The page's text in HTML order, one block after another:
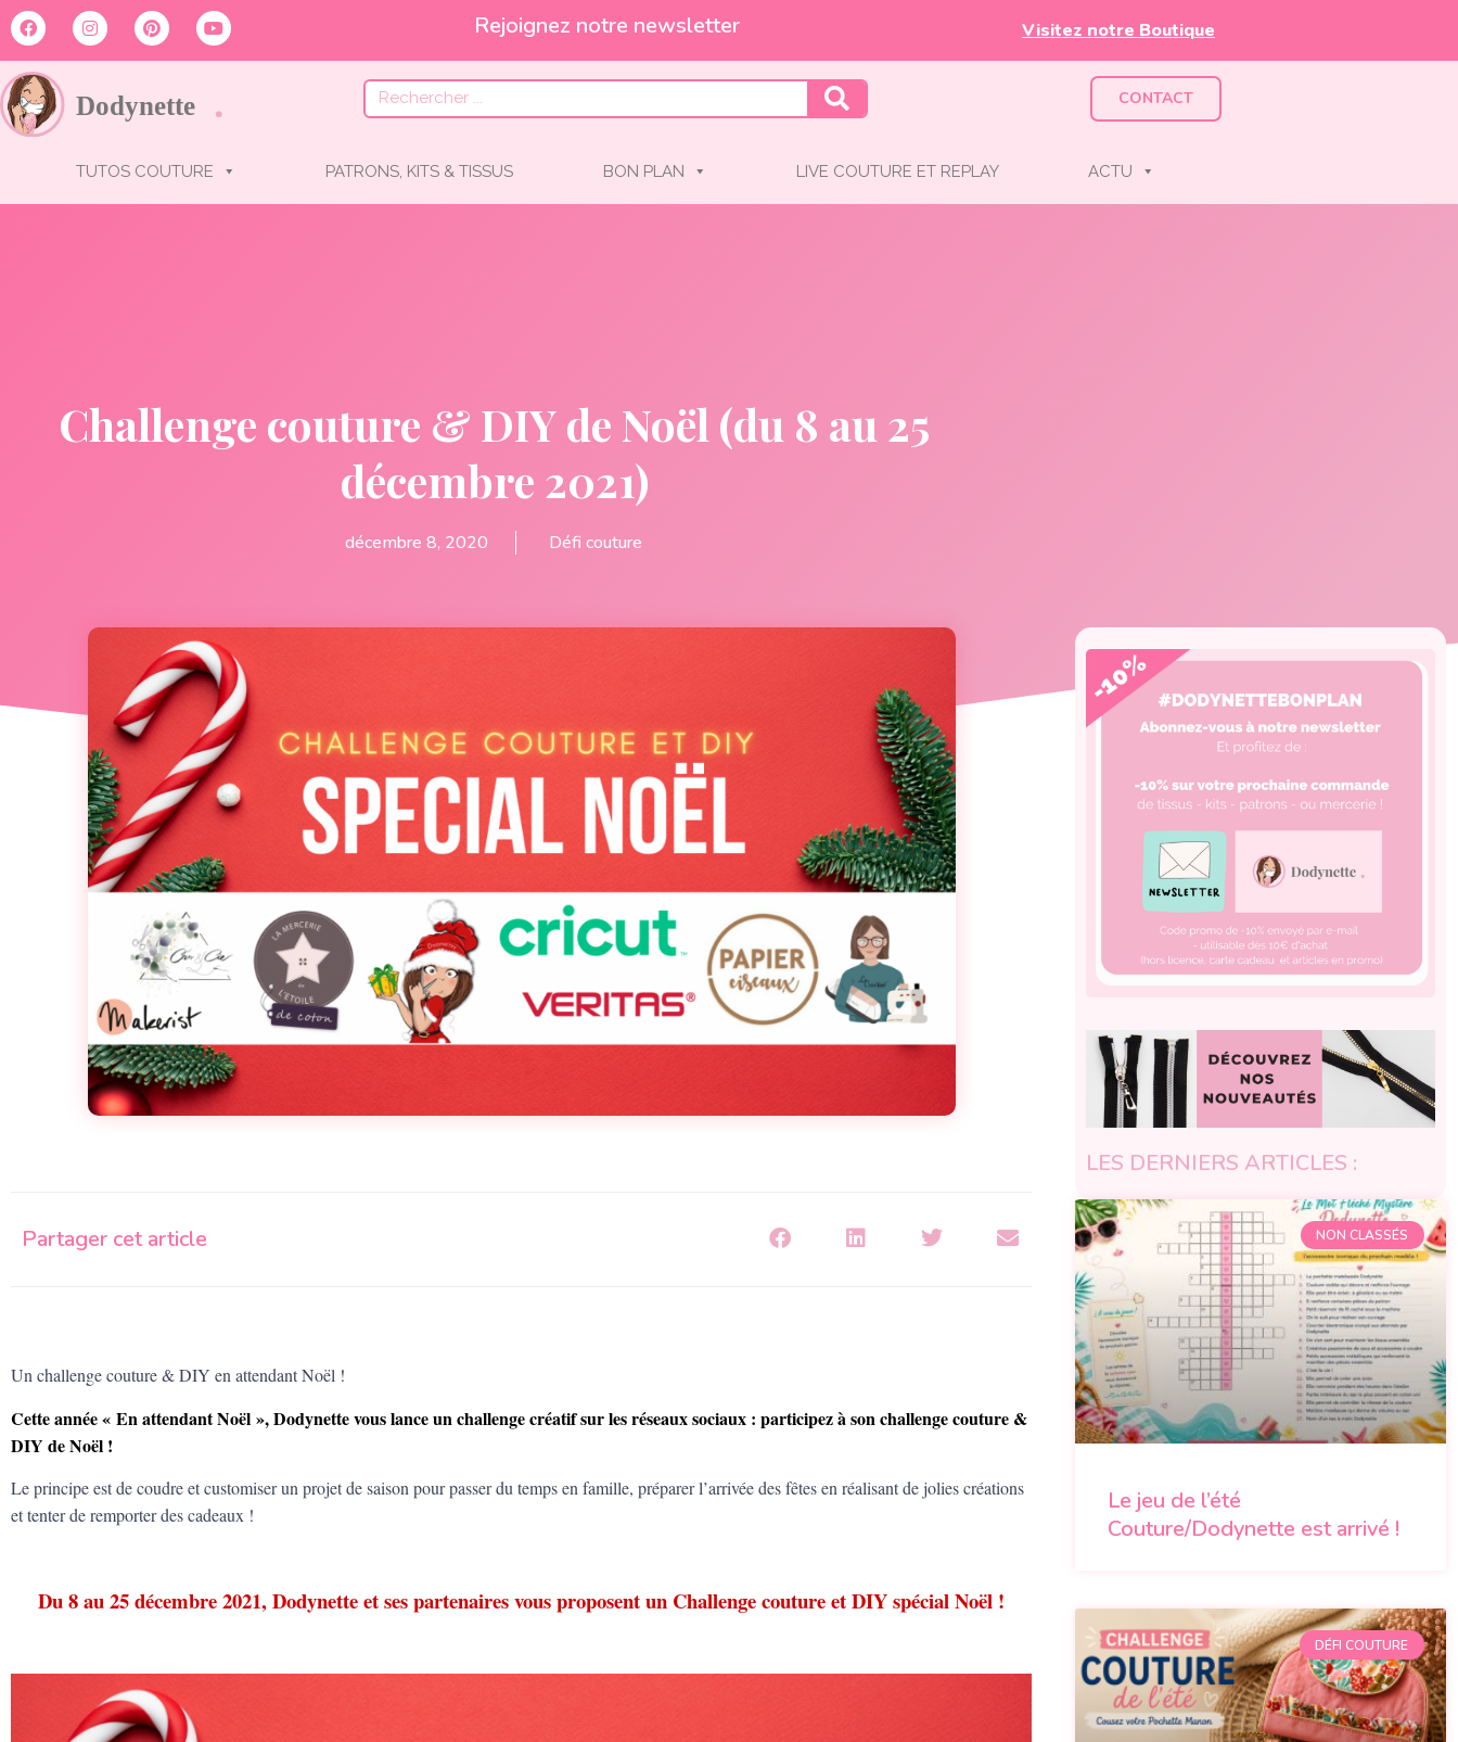
Et profitez de -10% ! Visitez notre Boutique
CONTACT
TUTOS COUTURE PATRONS, KITS & TISSUS BON PLAN LIVE COUTURE ET REPLAY ACTU
Challenge couture & DIY de Noël (du 8 au 25
décembre 2021)
décembre 8, 2020 Défi couture
Partager cet article
Un challenge couture & DIY en attendant Noël !
Cette année « En attendant Noël », Dodynette vous lance un challenge créatif sur les réseaux sociaux : participez à son challenge couture &
DIY de Noël !
Le principe est de coudre et customiser un projet de saison pour passer du temps en famille, préparer l’arrivée des fêtes en réalisant de jolies créations
et tenter de remporter des cadeaux !
Du 8 au 25 décembre 2021, Dodynette et ses partenaires vous proposent un Challenge couture et DIY spécial Noël !
LES DERNIERS ARTICLES :
NON CLASSÉS
Le jeu de l’été
Couture/Dodynette est arrivé !
DÉFI COUTURE